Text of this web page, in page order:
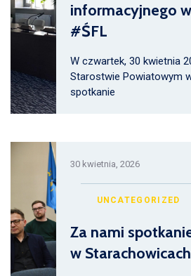
informacyjnego
#ŚFL
W czwartek, 30 kwietnia
Starostwie Powiatowym
spotkanie
30 kwietnia, 2026
UNCATEGORIZED
Za nami
w